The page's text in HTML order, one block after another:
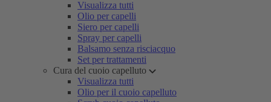
Visualizza tutti
Olio per capelli
Siero per capelli
Spray per capelli
Balsamo senza risciacquo
Set per trattamenti
Cura del cuoio capelluto
Visualizza tutti
Olio per il cuoio capelluto